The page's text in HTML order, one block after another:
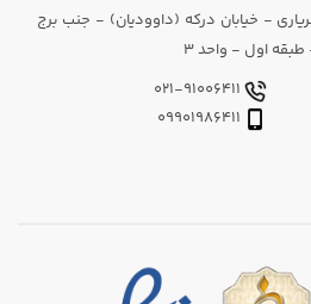
- خیابان درکه (داوودیان) - جنب برج